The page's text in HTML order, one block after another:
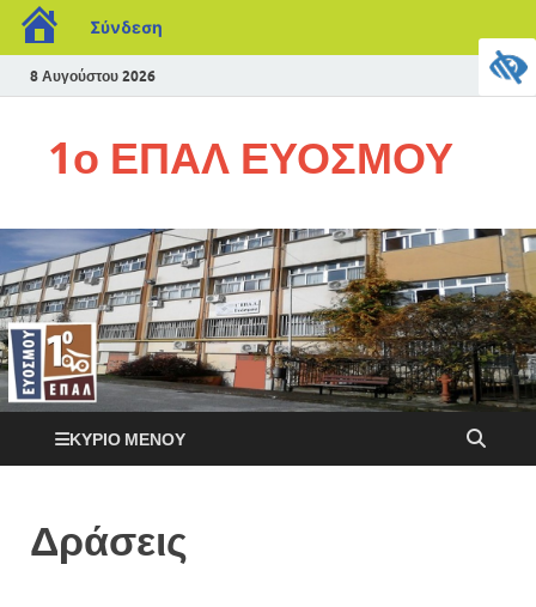
Σύνδεση
8 Αυγούστου 2026
1ο ΕΠΑΛ ΕΥΟΣΜΟΥ
ΚΎΡΙΟ ΜΕΝΟΎ
Δράσεις